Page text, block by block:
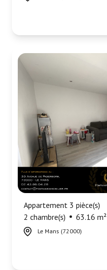
Appartement 3 pièce(s)
2 chambre(s)
63.16 m²
Le Mans (72000)